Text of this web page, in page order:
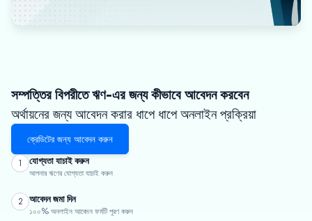
সম্পত্তির বিপরীতে ঋণ-এর জন্য কীভাবে আবেদন করবেন
অর্থায়নের জন্য আবেদন করার ধাপে ধাপে অনলাইন প্রক্রিয়া
ক্রেডিটের জন্য আবেদন করুন
1 যোগ্যতা যাচাই করুন
আপনার ঋণের যোগ্যতা যাচাই করুন
2 আবেদন জমা দিন
১০০% অনলাইন আবেদন ফর্মটি পূরণ করুন